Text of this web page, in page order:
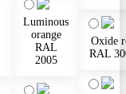
Luminous
orange
RAL
2005
Oxide
RAL